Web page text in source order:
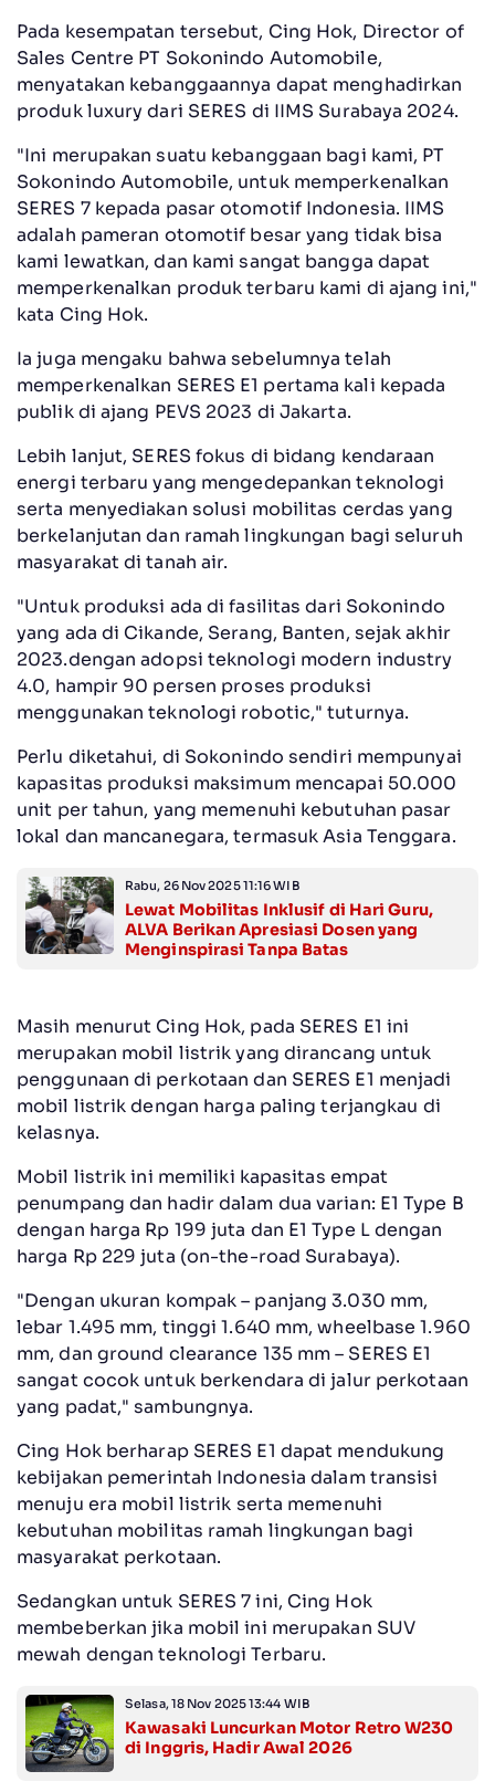
Pada kesempatan tersebut, Cing Hok, Director of
Sales Centre PT Sokonindo Automobile,
menyatakan kebanggaannya dapat menghadirkan
produk luxury dari SERES di IIMS Surabaya 2024.
"Ini merupakan suatu kebanggaan bagi kami, PT
Sokonindo Automobile, untuk memperkenalkan
SERES 7 kepada pasar otomotif Indonesia. IIMS
adalah pameran otomotif besar yang tidak bisa
kami lewatkan, dan kami sangat bangga dapat
memperkenalkan produk terbaru kami di ajang ini,"
kata Cing Hok.
Ia juga mengaku bahwa sebelumnya telah
memperkenalkan SERES E1 pertama kali kepada
publik di ajang PEVS 2023 di Jakarta.
Lebih lanjut, SERES fokus di bidang kendaraan
energi terbaru yang mengedepankan teknologi
serta menyediakan solusi mobilitas cerdas yang
berkelanjutan dan ramah lingkungan bagi seluruh
masyarakat di tanah air.
"Untuk produksi ada di fasilitas dari Sokonindo
yang ada di Cikande, Serang, Banten, sejak akhir
2023.dengan adopsi teknologi modern industry
4.0, hampir 90 persen proses produksi
menggunakan teknologi robotic," tuturnya.
Perlu diketahui, di Sokonindo sendiri mempunyai
kapasitas produksi maksimum mencapai 50.000
unit per tahun, yang memenuhi kebutuhan pasar
lokal dan mancanegara, termasuk Asia Tenggara.
Rabu, 26 Nov 2025 11:16 WIB
Lewat Mobilitas Inklusif di Hari Guru,
ALVA Berikan Apresiasi Dosen yang
Menginspirasi Tanpa Batas
Masih menurut Cing Hok, pada SERES E1 ini
merupakan mobil listrik yang dirancang untuk
penggunaan di perkotaan dan SERES E1 menjadi
mobil listrik dengan harga paling terjangkau di
kelasnya.
Mobil listrik ini memiliki kapasitas empat
penumpang dan hadir dalam dua varian: E1 Type B
dengan harga Rp 199 juta dan E1 Type L dengan
harga Rp 229 juta (on-the-road Surabaya).
"Dengan ukuran kompak – panjang 3.030 mm,
lebar 1.495 mm, tinggi 1.640 mm, wheelbase 1.960
mm, dan ground clearance 135 mm – SERES E1
sangat cocok untuk berkendara di jalur perkotaan
yang padat," sambungnya.
Cing Hok berharap SERES E1 dapat mendukung
kebijakan pemerintah Indonesia dalam transisi
menuju era mobil listrik serta memenuhi
kebutuhan mobilitas ramah lingkungan bagi
masyarakat perkotaan.
Sedangkan untuk SERES 7 ini, Cing Hok
membeberkan jika mobil ini merupakan SUV
mewah dengan teknologi Terbaru.
Selasa, 18 Nov 2025 13:44 WIB
Kawasaki Luncurkan Motor Retro W230
di Inggris, Hadir Awal 2026